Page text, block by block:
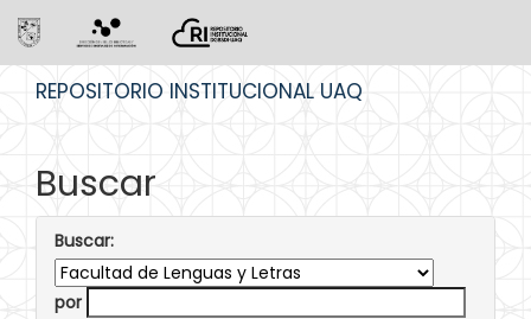
REPOSITORIO INSTITUCIONAL UAQ
Buscar
Buscar:
por